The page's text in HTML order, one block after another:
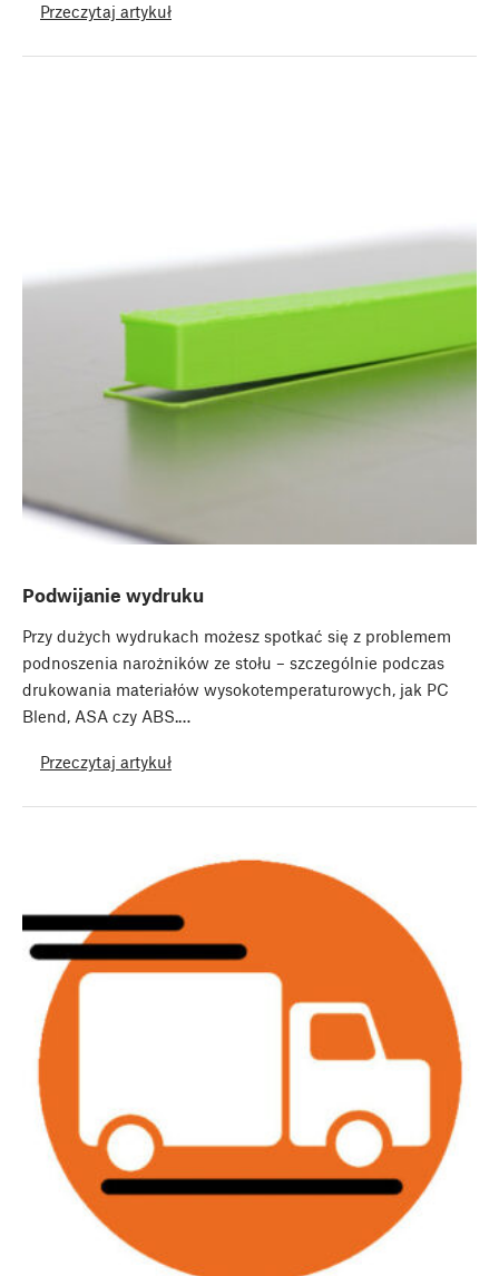
Przeczytaj artykuł
Podwijanie wydruku
Przy dużych wydrukach możesz spotkać się z problemem
podnoszenia narożników ze stołu – szczególnie podczas
drukowania materiałów wysokotemperaturowych, jak PC
Blend, ASA czy ABS.…
Przeczytaj artykuł